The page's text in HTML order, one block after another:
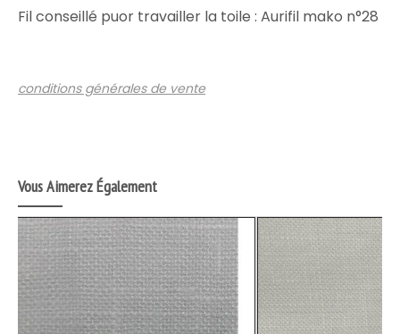
Fil conseillé puor travailler la toile : Aurifil mako n°28
conditions générales de vente
Vous Aimerez Également